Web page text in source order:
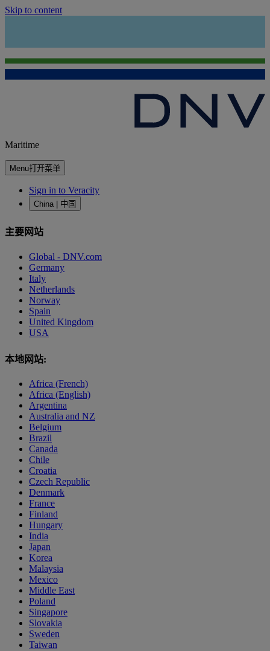
Skip to content
Maritime
Menu打开菜单
Sign in to Veracity
China | 中国
主要网站
Global - DNV.com
Germany
Italy
Netherlands
Norway
Spain
United Kingdom
USA
本地网站:
Africa (French)
Africa (English)
Argentina
Australia and NZ
Belgium
Brazil
Canada
Chile
Croatia
Czech Republic
Denmark
France
Finland
Hungary
India
Japan
Korea
Malaysia
Mexico
Middle East
Poland
Singapore
Slovakia
Sweden
Taiwan